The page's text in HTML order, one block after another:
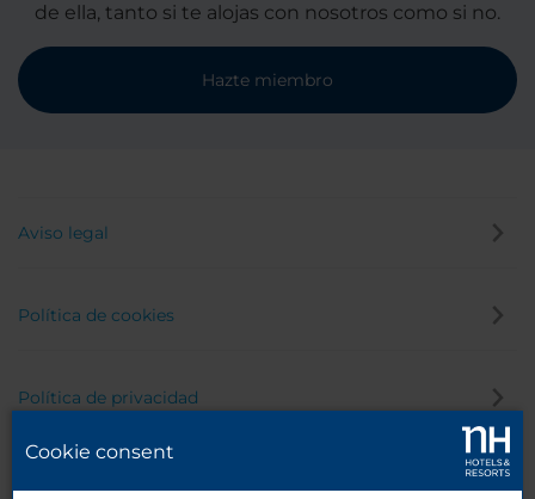
de ella, tanto si te alojas con nosotros como si no.
Hazte miembro
Aviso legal
Política de cookies
Política de privacidad
Cookie consent